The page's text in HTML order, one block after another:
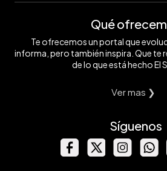
Qué
Te ofrecemos un portal que
informa, pero también inspira. Que te
de lo que está hecho El
Ver mas ❯
Síguenos